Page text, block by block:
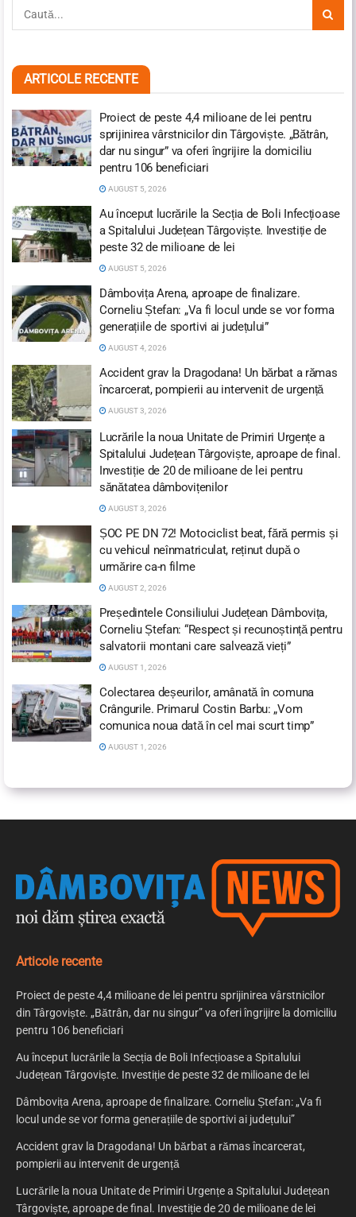
ARTICOLE RECENTE
Proiect de peste 4,4 milioane de lei pentru
sprijinirea vârstnicilor din Târgoviște. „Bătrân,
dar nu singur” va oferi îngrijire la domiciliu
pentru 106 beneficiari
AUGUST 5, 2026
Au început lucrările la Secția de Boli Infecțioase
a Spitalului Județean Târgoviște. Investiție de
peste 32 de milioane de lei
AUGUST 5, 2026
Dâmbovița Arena, aproape de finalizare.
Corneliu Ștefan: „Va fi locul unde se vor forma
generațiile de sportivi ai județului”
AUGUST 4, 2026
Accident grav la Dragodana! Un bărbat a rămas
încarcerat, pompierii au intervenit de urgență
AUGUST 3, 2026
Lucrările la noua Unitate de Primiri Urgențe a
Spitalului Județean Târgoviște, aproape de final.
Investiție de 20 de milioane de lei pentru
sănătatea dâmbovițenilor
AUGUST 3, 2026
ȘOC PE DN 72! Motociclist beat, fără permis și
cu vehicul neînmatriculat, reținut după o
urmărire ca-n filme
AUGUST 2, 2026
Președintele Consiliului Județean Dâmbovița,
Corneliu Ștefan: “Respect și recunoștință pentru
salvatorii montani care salvează vieți”
AUGUST 1, 2026
Colectarea deșeurilor, amânată în comuna
Crângurile. Primarul Costin Barbu: „Vom
comunica noua dată în cel mai scurt timp”
AUGUST 1, 2026
Articole recente
Proiect de peste 4,4 milioane de lei pentru sprijinirea vârstnicilor
din Târgoviște. „Bătrân, dar nu singur” va oferi îngrijire la domiciliu
pentru 106 beneficiari
Au început lucrările la Secția de Boli Infecțioase a Spitalului
Județean Târgoviște. Investiție de peste 32 de milioane de lei
Dâmbovița Arena, aproape de finalizare. Corneliu Ștefan: „Va fi
locul unde se vor forma generațiile de sportivi ai județului”
Accident grav la Dragodana! Un bărbat a rămas încarcerat,
pompierii au intervenit de urgență
Lucrările la noua Unitate de Primiri Urgențe a Spitalului Județean
Târgoviște, aproape de final. Investiție de 20 de milioane de lei